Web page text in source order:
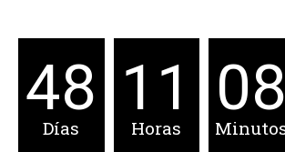
48
Días
11
Horas
08